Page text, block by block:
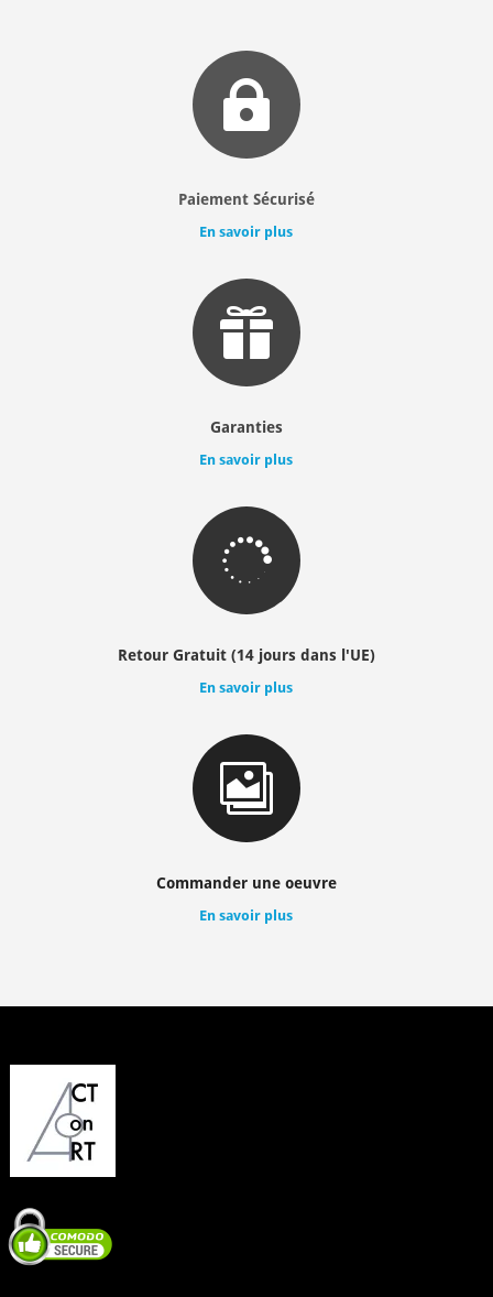

Paiement Sécurisé
En savoir plus

Garanties
En savoir plus

Retour Gratuit (14 jours dans l'UE)
En savoir plus

Commander une oeuvre
En savoir plus